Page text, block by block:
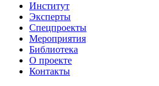
Институт
Эксперты
Спецпроекты
Мероприятия
Библиотека
О проекте
Контакты